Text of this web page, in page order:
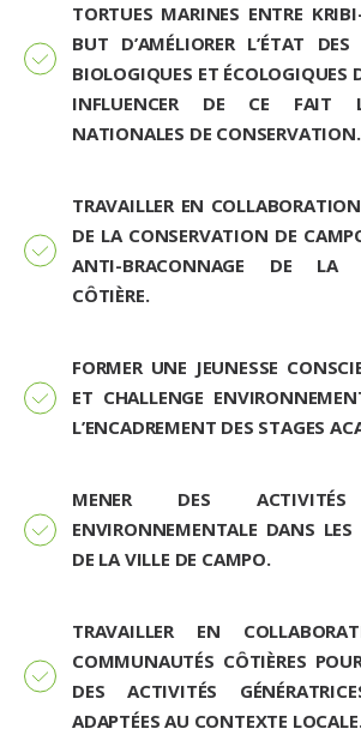
TORTUES MARINES ENTRE
BUT D’AMÉLIORER L’ÉTAT DES
BIOLOGIQUES ET ÉCOLOGIQUES
INFLUENCER DE CE FAIT
NATIONALES DE CONSERVATION.
TRAVAILLER EN
DE LA CONSERVATION DE
ANTI-BRACONNAGE DE LA
CÔTIÈRE.
FORMER UNE JEUNESSE
ET CHALLENGE
L’ENCADREMENT DES STAGES
MENER DES ACTIVITÉS
ENVIRONNEMENTALE DANS LES
DE LA VILLE DE CAMPO.
TRAVAILLER EN
COMMUNAUTÉS CÔTIÈRES
DES ACTIVITÉS
ADAPTÉES AU CONTEXTE